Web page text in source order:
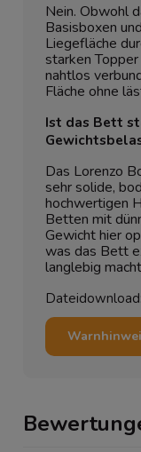
Nein. Obwohl
Basisboxen
Liegefläche
starken
nahtlos
Fläche ohne
Ist das Bett
Das Lorenzo
sehr solide,
hochwertigen
Betten mit
Gewicht hier
was das Bett
langlebig
Dateidownload: